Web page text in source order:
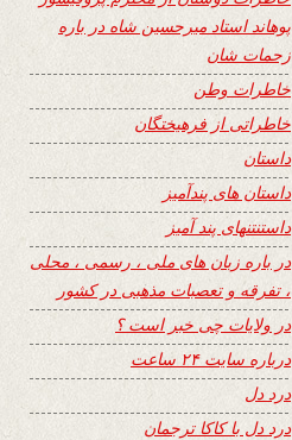
پوهاند استاد میرحسین شاه در باره
زحمات شان
خاطرات وطن
خاطراتی از فرهیختگان
داستان
داستان های پندآمیز
داستنتنهای پند آمیز
در باره زبان های ملی ، رسمی ، محلی
، تفرقه و تعصبات مذهبی در کشور
در ولایات چی خبر است ؟
درباره سایت ۲۴ ساعت
درد دل
درد دل با کاکا ترجمان